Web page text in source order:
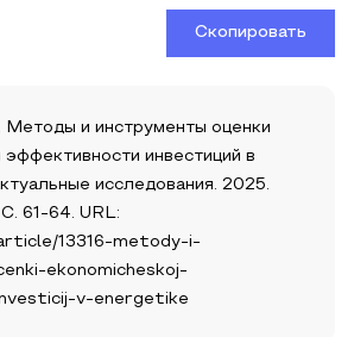
Скопировать
Методы и инструменты оценки
инвестиций в
исследования. 2025.
61-64. URL:
13316-metody-i-
ekonomicheskoj-
v-energetike